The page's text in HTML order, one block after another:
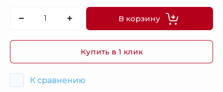
В корзину
Купить в 1 клик
К сравнению